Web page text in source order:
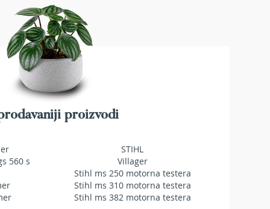
proizvodi
560 s
STIHL
Villager
Stihl ms 250 motorna testera
Stihl ms 310 motorna testera
Stihl ms 382 motorna testera